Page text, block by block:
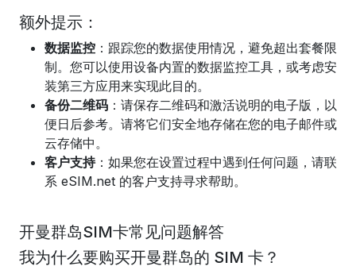
额外提示：
数据监控 ：跟踪您的数据使用情况，避免超出套餐限
制。您可以使用设备内置的数据监控工具，或考虑安
装第三方应用来实现此目的。
备份二维码 ：请保存二维码和激活说明的电子版，以
便日后参考。请将它们安全地存储在您的电子邮件或
云存储中。
客户支持：如果您在设置过程中遇到任何问题，请联
系 eSIM.net 的客户支持寻求帮助。
开曼群岛SIM卡常见问题解答
我为什么要购买开曼群岛的 SIM 卡？